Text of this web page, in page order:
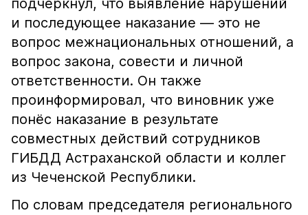
подчеркнул, что выявление нарушений
и последующее наказание — это не
вопрос межнациональных отношений, а
вопрос закона, совести и личной
ответственности. Он также
проинформировал, что виновник уже
понёс наказание в результате
совместных действий сотрудников
ГИБДД Астраханской области и коллег
из Чеченской Республики.
По словам председателя регионального